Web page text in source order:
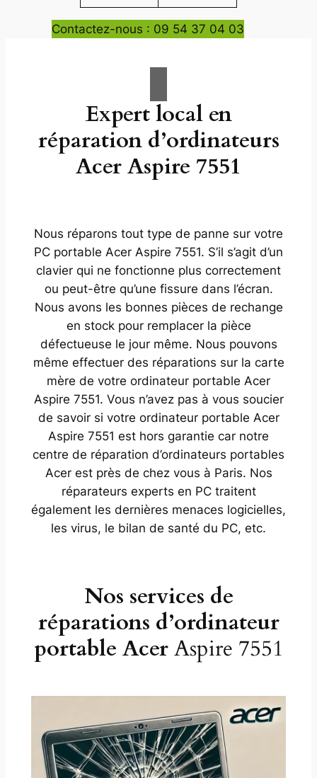
Contactez-nous : 09 54 37 04 03
Expert local en
réparation d’ordinateurs
Acer Aspire 7551
Nous réparons tout type de panne sur votre
PC portable Acer Aspire 7551. S’il s’agit d’un
clavier qui ne fonctionne plus correctement
ou peut-être qu’une fissure dans l’écran.
Nous avons les bonnes pièces de rechange
en stock pour remplacer la pièce
défectueuse le jour même. Nous pouvons
même effectuer des réparations sur la carte
mère de votre ordinateur portable Acer
Aspire 7551. Vous n’avez pas à vous soucier
de savoir si votre ordinateur portable Acer
Aspire 7551 est hors garantie car notre
centre de réparation d’ordinateurs portables
Acer est près de chez vous à Paris. Nos
réparateurs experts en PC traitent
également les dernières menaces logicielles,
les virus, le bilan de santé du PC, etc.
Nos services de
réparations d’ordinateur
portable AcerAspire 7551